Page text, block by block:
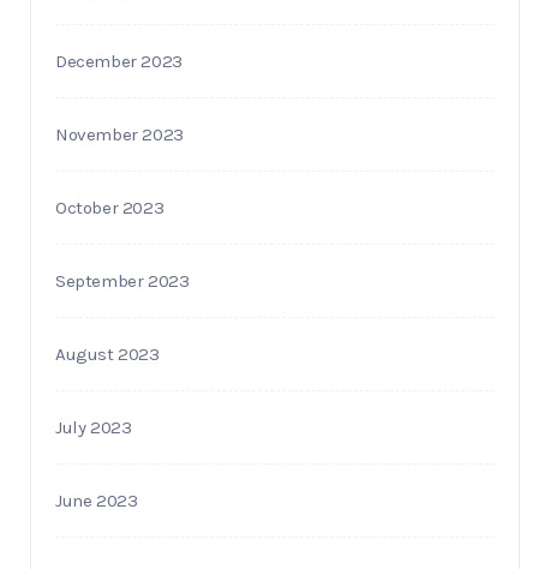
December 2023
November 2023
October 2023
September 2023
August 2023
July 2023
June 2023